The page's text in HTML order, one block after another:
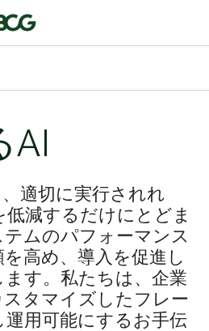
AI
、適切に実行されれ
減するだけにとどま
ムのパフォーマンス
高め、導入を促進し
す。私たちは、企業
タマイズしたフレー
用可能にするお手伝